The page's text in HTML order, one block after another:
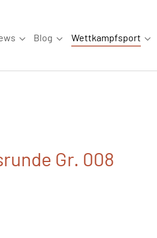
Submenu for "News"
Blog
Submenu for "Blog"
Wettkampfsport
Gr. 008